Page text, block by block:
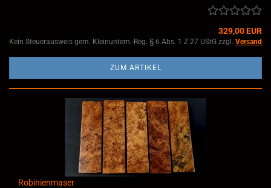
329,00 EUR
Kein Steuerausweis gem. Kleinuntern.-Reg. § 6 Abs. 1 Z 27 UStG zzgl. Versand
ZUM ARTIKEL
Robinienmaser